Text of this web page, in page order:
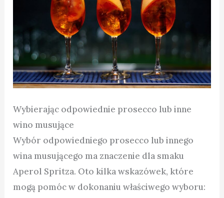
Wybierając odpowiednie prosecco lub inne
wino musujące
Wybór odpowiedniego prosecco lub innego
wina musującego ma znaczenie dla smaku
Aperol Spritza. Oto kilka wskazówek, które
mogą pomóc w dokonaniu właściwego wyboru: